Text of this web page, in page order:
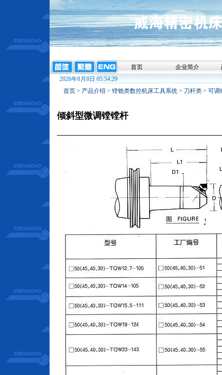
首页 企业简介
2026年8月8日 05:54:29
首页> 产品介绍 > 镗铣类数控机床工具系统> 刀杆类> 可调
倾斜型微调镗镗杆